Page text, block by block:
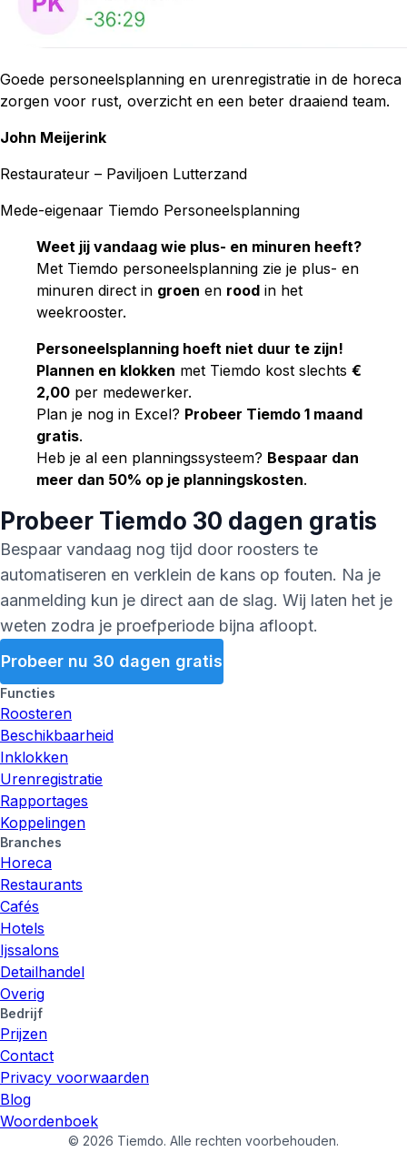
Goede personeelsplanning en urenregistratie in de horeca
zorgen voor rust, overzicht en een beter draaiend team.
John Meijerink
Restaurateur – Paviljoen Lutterzand
Mede-eigenaar Tiemdo Personeelsplanning
Weet jij vandaag wie plus- en minuren heeft?
Met Tiemdo personeelsplanning zie je plus- en
minuren direct in groen en rood in het
weekrooster.
Personeelsplanning hoeft niet duur te zijn!
Plannen en klokken met Tiemdo kost slechts €
2,00 per medewerker.
Plan je nog in Excel? Probeer Tiemdo 1 maand
gratis.
Heb je al een planningssysteem? Bespaar dan
meer dan 50% op je planningskosten.
Probeer Tiemdo 30 dagen gratis
Bespaar vandaag nog tijd door roosters te
automatiseren en verklein de kans op fouten. Na je
aanmelding kun je direct aan de slag. Wij laten het je
weten zodra je proefperiode bijna afloopt.
Probeer nu 30 dagen gratis
Functies
Roosteren
Beschikbaarheid
Inklokken
Urenregistratie
Rapportages
Koppelingen
Branches
Horeca
Restaurants
Cafés
Hotels
Ijssalons
Detailhandel
Overig
Bedrijf
Prijzen
Contact
Privacy voorwaarden
Blog
Woordenboek
© 2026 Tiemdo. Alle rechten voorbehouden.